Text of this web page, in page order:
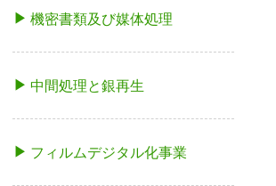
機密書類及び媒体処理
中間処理と銀再生
フィルムデジタル化事業